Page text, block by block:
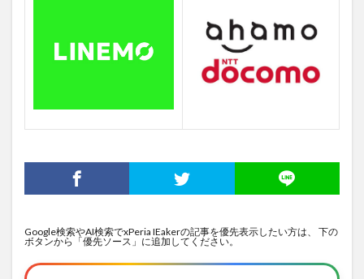
Google検索やAI検索でxPeria IEakerの記事を優先表示したい方は、 下の
ボタンから「優先ソース」に追加してください。